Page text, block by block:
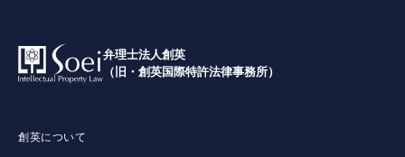
弁理士法人創英
（旧・創英国際特許法律事務所）
創英について